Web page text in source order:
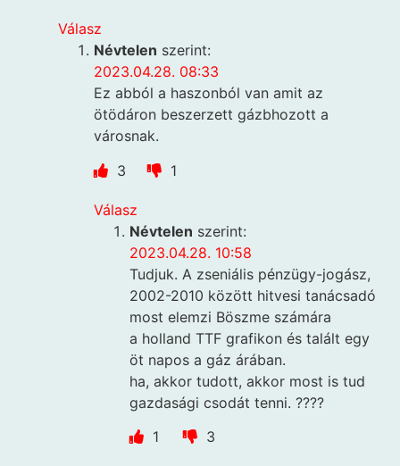
Válasz
Névtelen szerint:
2023.04.28. 08:33
Ez abból a haszonból van amit az
ötödáron beszerzett gázbhozott a
városnak.
3
1
Válasz
Névtelen szerint:
2023.04.28. 10:58
Tudjuk. A zseniális pénzügy-jogász,
2002-2010 között hitvesi tanácsadó
most elemzi Böszme számára
a holland TTF grafikon és talált egy
öt napos a gáz árában.
ha, akkor tudott, akkor most is tud
gazdasági csodát tenni. ????
1
3